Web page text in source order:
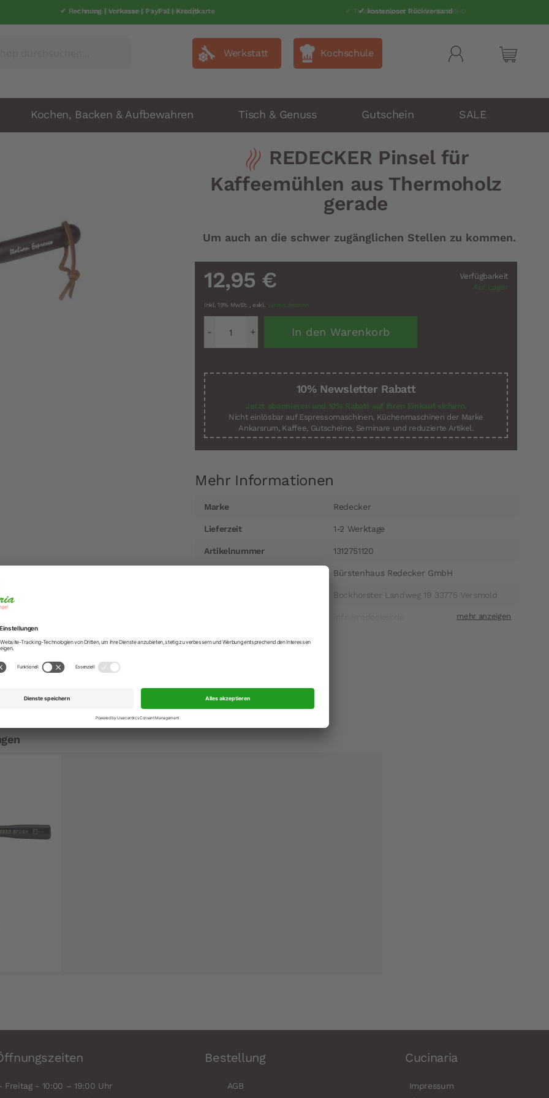
✔ Rechnung | Vorkasse | PayPal | Kreditkarte ✔ kostenloser Rückversand
✔ schneller Versand | 1-2 Werkatage ✔ Telefonsupport 040 80 60 999-0
Mein
Werkstatt Kochschule
Kochen, Backen & Aufbewahren Tisch & Genuss Gutschein SALE
REDECKER Pinsel für
Kaffeemühlen aus Thermoholz
gerade
Um auch an die schwer zugänglichen Stellen zu kommen.
Verfügbarkeit
Auf Lager
12,95 €
Inkl. 19% MwSt. , exkl. Versandkosten
In den Warenkorb
10% Newsletter Rabatt
Jetzt abonnieren und 10% Rabatt auf Ihren Einkauf sichern.
Nicht einlösbar auf Espressomaschinen, Küchenmaschinen der Marke
Ankarsrum, Kaffee, Gutscheine, Seminare und reduzierte Artikel.
Mehr Informationen
Informationen
Marke Redecker
Lieferzeit 1-2 Werktage
Artikelnummer 1312751120
Bürstenhaus Redecker GmbH
Bockhorster Landweg 19 33775 Versmold
Kaffeemühlen aus Thermoholz gerade
der Kaffeemühle.
Freitag - 10:00 – 19:00 Uhr
Bestellung
AGB
Cucinaria
Impressum